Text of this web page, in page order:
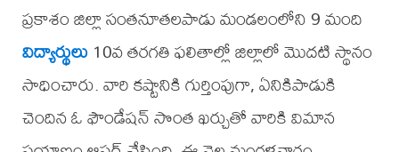
ప్రకాశం జిల్లా సంతనూతలపాడు మండలంలోని 9 మంది
విద్యార్థులు10వ తరగతి ఫలితాల్లో జిల్లాలో మొదటి స్థానం
సాధించారు. వారి కష్టానికి గుర్తింపుగా, ఏనికిపాడుకి
చెందిన ఓ ఫౌండేషన్ సొంత ఖర్చుతో వారికి విమాన